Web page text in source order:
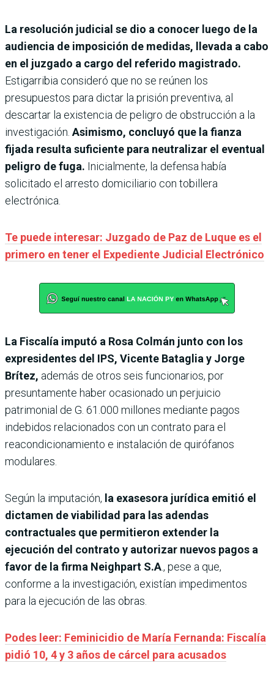
La resolución judicial se dio a conocer luego de la
audiencia de imposición de medidas, llevada a cabo
en el juzgado a cargo del referido magistrado.
Estigarribia consideró que no se reúnen los
presupuestos para dictar la prisión preventiva, al
descartar la existencia de peligro de obstrucción a la
investigación. Asimismo, concluyó que la fianza
fijada resulta suficiente para neutralizar el eventual
peligro de fuga. Inicialmente, la defensa había
solicitado el arresto domiciliario con tobillera
electrónica.
Te puede interesar: Juzgado de Paz de Luque es el
primero en tener el Expediente Judicial Electrónico
La Fiscalía imputó a Rosa Colmán junto con los
expresidentes del IPS, Vicente Bataglia y Jorge
Brítez, además de otros seis funcionarios, por
presuntamente haber ocasionado un perjuicio
patrimonial de G. 61.000 millones mediante pagos
indebidos relacionados con un contrato para el
reacondicionamiento e instalación de quirófanos
modulares.
Según la imputación, la exasesora jurídica emitió el
dictamen de viabilidad para las adendas
contractuales que permitieron extender la
ejecución del contrato y autorizar nuevos pagos a
favor de la firma Neighpart S.A., pese a que,
conforme a la investigación, existían impedimentos
para la ejecución de las obras.
Podes leer: Feminicidio de María Fernanda: Fiscalía
pidió 10, 4 y 3 años de cárcel para acusados